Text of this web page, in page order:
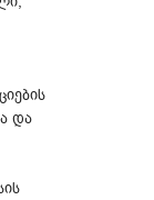
და